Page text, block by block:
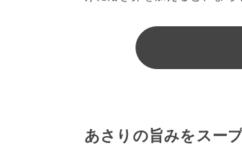
あさりの旨みをスー